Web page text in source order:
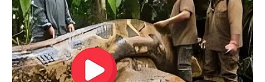
Želja Vage, vezana za ljubav i poštovanje – ostvaruje se
kroz iskren, snažan susret.